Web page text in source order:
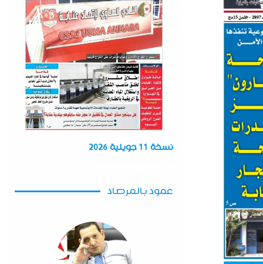
نسخة 11 جويلية 2026
عمود بالمرصاد